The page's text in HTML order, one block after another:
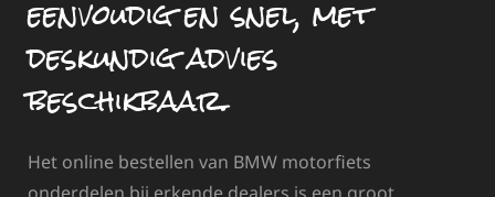
eenvoudig en snel, met
deskundig advies
beschikbaar.
Het online bestellen van BMW motorfiets